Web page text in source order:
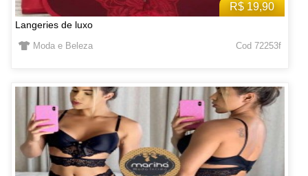
R$ 19,90
Langeries de luxo
Moda e Beleza Cod 72253f